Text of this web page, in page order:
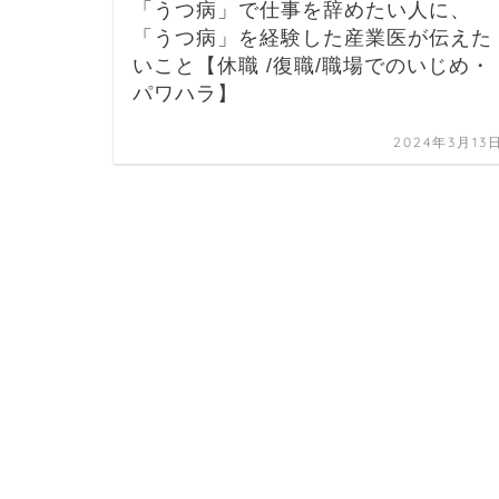
「うつ病」で仕事を辞めたい人に、
「うつ病」を経験した産業医が伝えた
いこと【休職 /復職/職場でのいじめ・
パワハラ】
2024年3月13